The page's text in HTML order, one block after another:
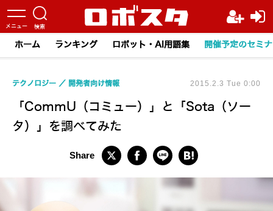
ホーム ランキング ロボット・AI用語集 開催予定のセミ
「CommU（コミュー）」と「Sota（ソー
タ）」を調べてみた
テクノロジー 開発者向け情報 2015.2.3 Tue 0:00